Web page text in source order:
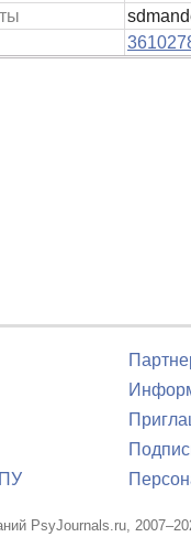
PsyJournals.ru,